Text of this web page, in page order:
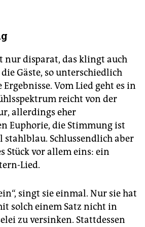
nur disparat, das klingt auch
die Gäste, so unterschiedlich
Vom Lied geht es in
reicht von der
allerdings eher
Euphorie, die Stimmung ist
stahlblau. Schlussendlich aber
Stück vor allem eins: ein
Lied.
singt sie einmal. Nur sie hat
solch einem Satz nicht in
zu versinken. Stattdessen